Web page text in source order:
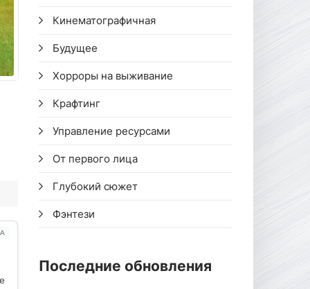
Кинематографичная
Будущее
Хорроры на выживание
Крафтинг
Управление ресурсами
От первого лица
Глубокий сюжет
Фэнтези
Последние обновления